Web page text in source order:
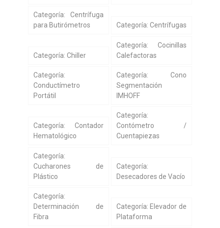
Categoría: Centrífuga
para Butirómetros
Categoría: Centrífugas
Categoría: Chiller
Categoría: Cocinillas
Calefactoras
Categoría:
Conductímetro
Portátil
Categoría: Cono
Segmentación
IMHOFF
Categoría: Contador
Hematológico
Categoría:
Contómetro /
Cuentapiezas
Categoría:
Cucharones de
Plástico
Categoría:
Desecadores de Vacío
Categoría:
Determinación de
Fibra
Categoría: Elevador de
Plataforma